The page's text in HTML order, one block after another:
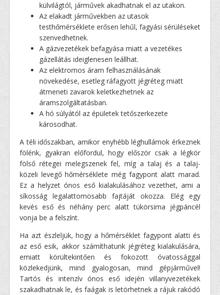
külvilágtól, járművek akadhatnak el az utakon.
Az elakadt járművekben az utasok
testhőmérséklete erősen lehűl, fagyási sérüléseket
szenvedhetnek.
A gázvezetékek befagyása miatt a vezetékes
gázellátás ideiglenesen leállhat.
Az elektromos áram felhasználásának
növekedése, esetleg ráfagyott jégréteg miatt
átmeneti zavarok keletkezhetnek az
áramszolgáltatásban.
A hó súlyától az épületek tetőszerkezete
károsodhat.
A téli időszakban, amikor enyhébb léghullámok érkeznek
fölénk, gyakran előfordul, hogy először csak a légkör
fölső rétegei melegszenek fel, míg a talaj és a talaj-
közeli levegő hőmérséklete még fagypont alatt marad.
Ez a helyzet ónos eső kialakulásához vezethet, ami a
síkosság legalattomosabb fajtáját okozza. Elég egy
kevés eső és néhány perc alatt tükörsima jégpáncél
vonja be a felszínt.
Ha azt észleljük, hogy a hőmérséklet fagypont alatti és
az eső esik, akkor számíthatunk jégréteg kialakulására,
emiatt körültekintően és fokozott óvatossággal
közlekedjünk, mind gyalogosan, mind gépjárművel!
Tartós és intenzív ónos eső idején villanyvezetékek
szakadhatnak le, és faágak is letörhetnek a rájuk rakódó